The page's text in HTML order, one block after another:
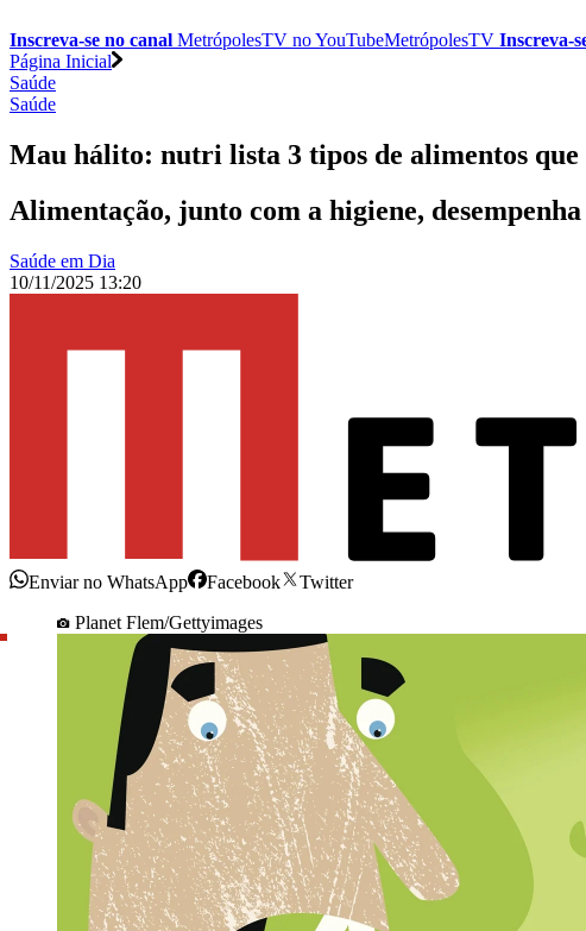
Inscreva-se no canal MetrópolesTV noYouTubeMetrópolesTV Inscreva-
Página Inicial
Saúde
Saúde
Mau hálito: nutri lista 3 tipos de alimentos
Alimentação, junto com a higiene,
Saúde em Dia
10/11/2025 13:20
Enviar no WhatsApp Facebook
Twitter
Planet Flem/Gettyimages